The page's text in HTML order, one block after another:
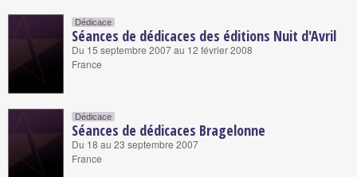
Dédicace
Séances de dédicaces des éditions Nuit d'Avril
Du 15 septembre 2007 au 12 février 2008
France
Dédicace
Séances de dédicaces Bragelonne
Du 18 au 23 septembre 2007
France